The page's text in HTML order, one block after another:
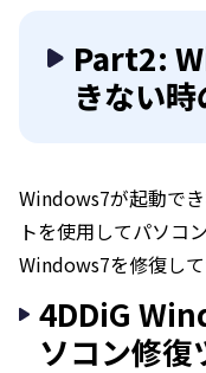
Part2:
きない
Windows7が起動で
トを使用してパソコ
Windows7を修復して
4DDiG
ソコン修復